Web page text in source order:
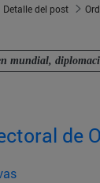
Detalle del post
mundial,
de